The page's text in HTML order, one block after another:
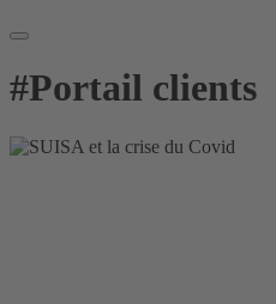
#Portail clients